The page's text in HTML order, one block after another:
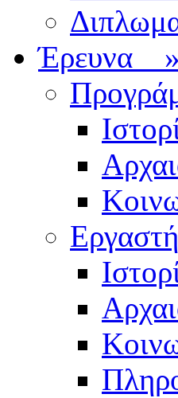
Έρευνα »